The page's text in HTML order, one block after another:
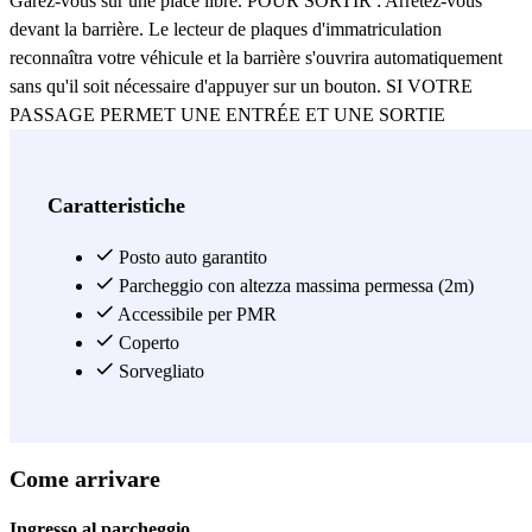
devant la barrière. Le lecteur de plaques d'immatriculation
reconnaîtra votre véhicule et la barrière s'ouvrira automatiquement
sans qu'il soit nécessaire d'appuyer sur un bouton. SI VOTRE
PASSAGE PERMET UNE ENTRÉE ET UNE SORTIE
distributeur de billets pour payer le dépassement par carte de crédit.
Vedi di più
Caratteristiche
Posto auto garantito
Parcheggio con altezza massima permessa (2m)
Accessibile per PMR
Coperto
Sorvegliato
Come arrivare